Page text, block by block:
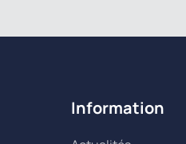
Information